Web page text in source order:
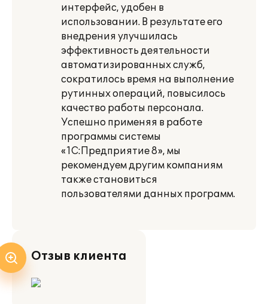
интерфейс, удобен в
использовании. В результате его
внедрения улучшилась
эффективность деятельности
автоматизированных служб,
сократилось время на выполнение
рутинных операций, повысилось
качество работы персонала.
Успешно применяя в работе
программы системы
«1С:Предприятие 8», мы
рекомендуем другим компаниям
также становиться
пользователями данных программ.
Отзыв клиента